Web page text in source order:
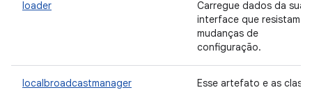
loader
Carregue dados da sua
interface que resistam a
mudanças de
configuração.
localbroadcastmanager
Esse artefato e as